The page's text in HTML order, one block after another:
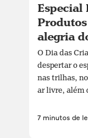
Especial
alegria
O Dia das
despertar o
nas trilhas,
ar livre, além
7 minutos de